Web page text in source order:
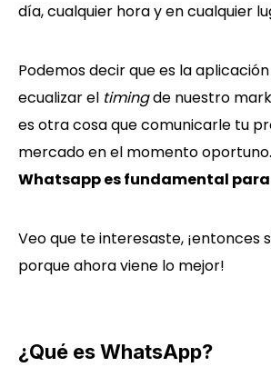
día, cualquier hora y en cualquier
Podemos decir que es la
ecualizar el timingde nuestro
es otra cosa que comunicarle tu
mercado en el momento
Whatsapp es fundamental
Veo que te interesaste, ¡entonces
porque ahora viene lo mejor!
¿Qué es WhatsApp?